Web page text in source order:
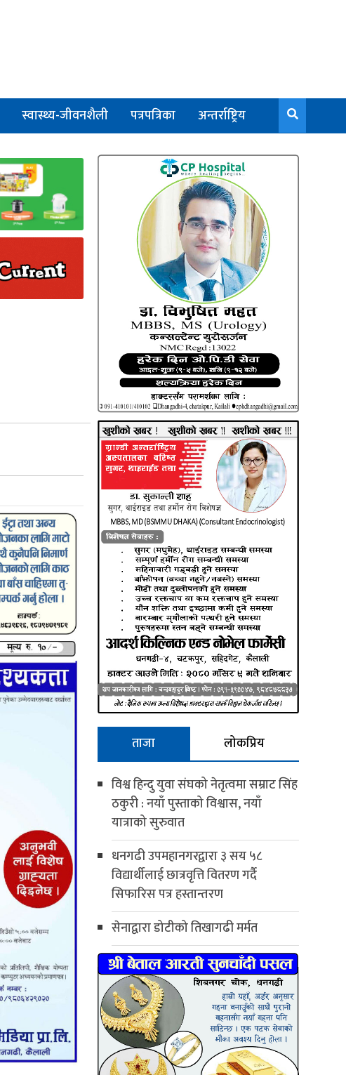
स्वास्थ्य-जीवनशैली पत्रपत्रिका अन्तर्राष्ट्रिय
ताजा
लोकप्रिय
विश्व हिन्दु युवा संघको नेतृत्वमा सम्राट सिंह
ठकुरी : नयाँ पुस्ताको विश्वास, नयाँ
यात्राको सुरुवात
धनगढी उपमहानगरद्वारा ३ सय ५८
विद्यार्थीलाई छात्रवृत्ति वितरण गर्दै
सिफारिस पत्र हस्तान्तरण
सेनाद्वारा डोटीको तिखागढी मर्मत